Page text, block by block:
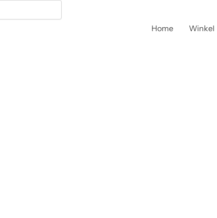
Home Winkel